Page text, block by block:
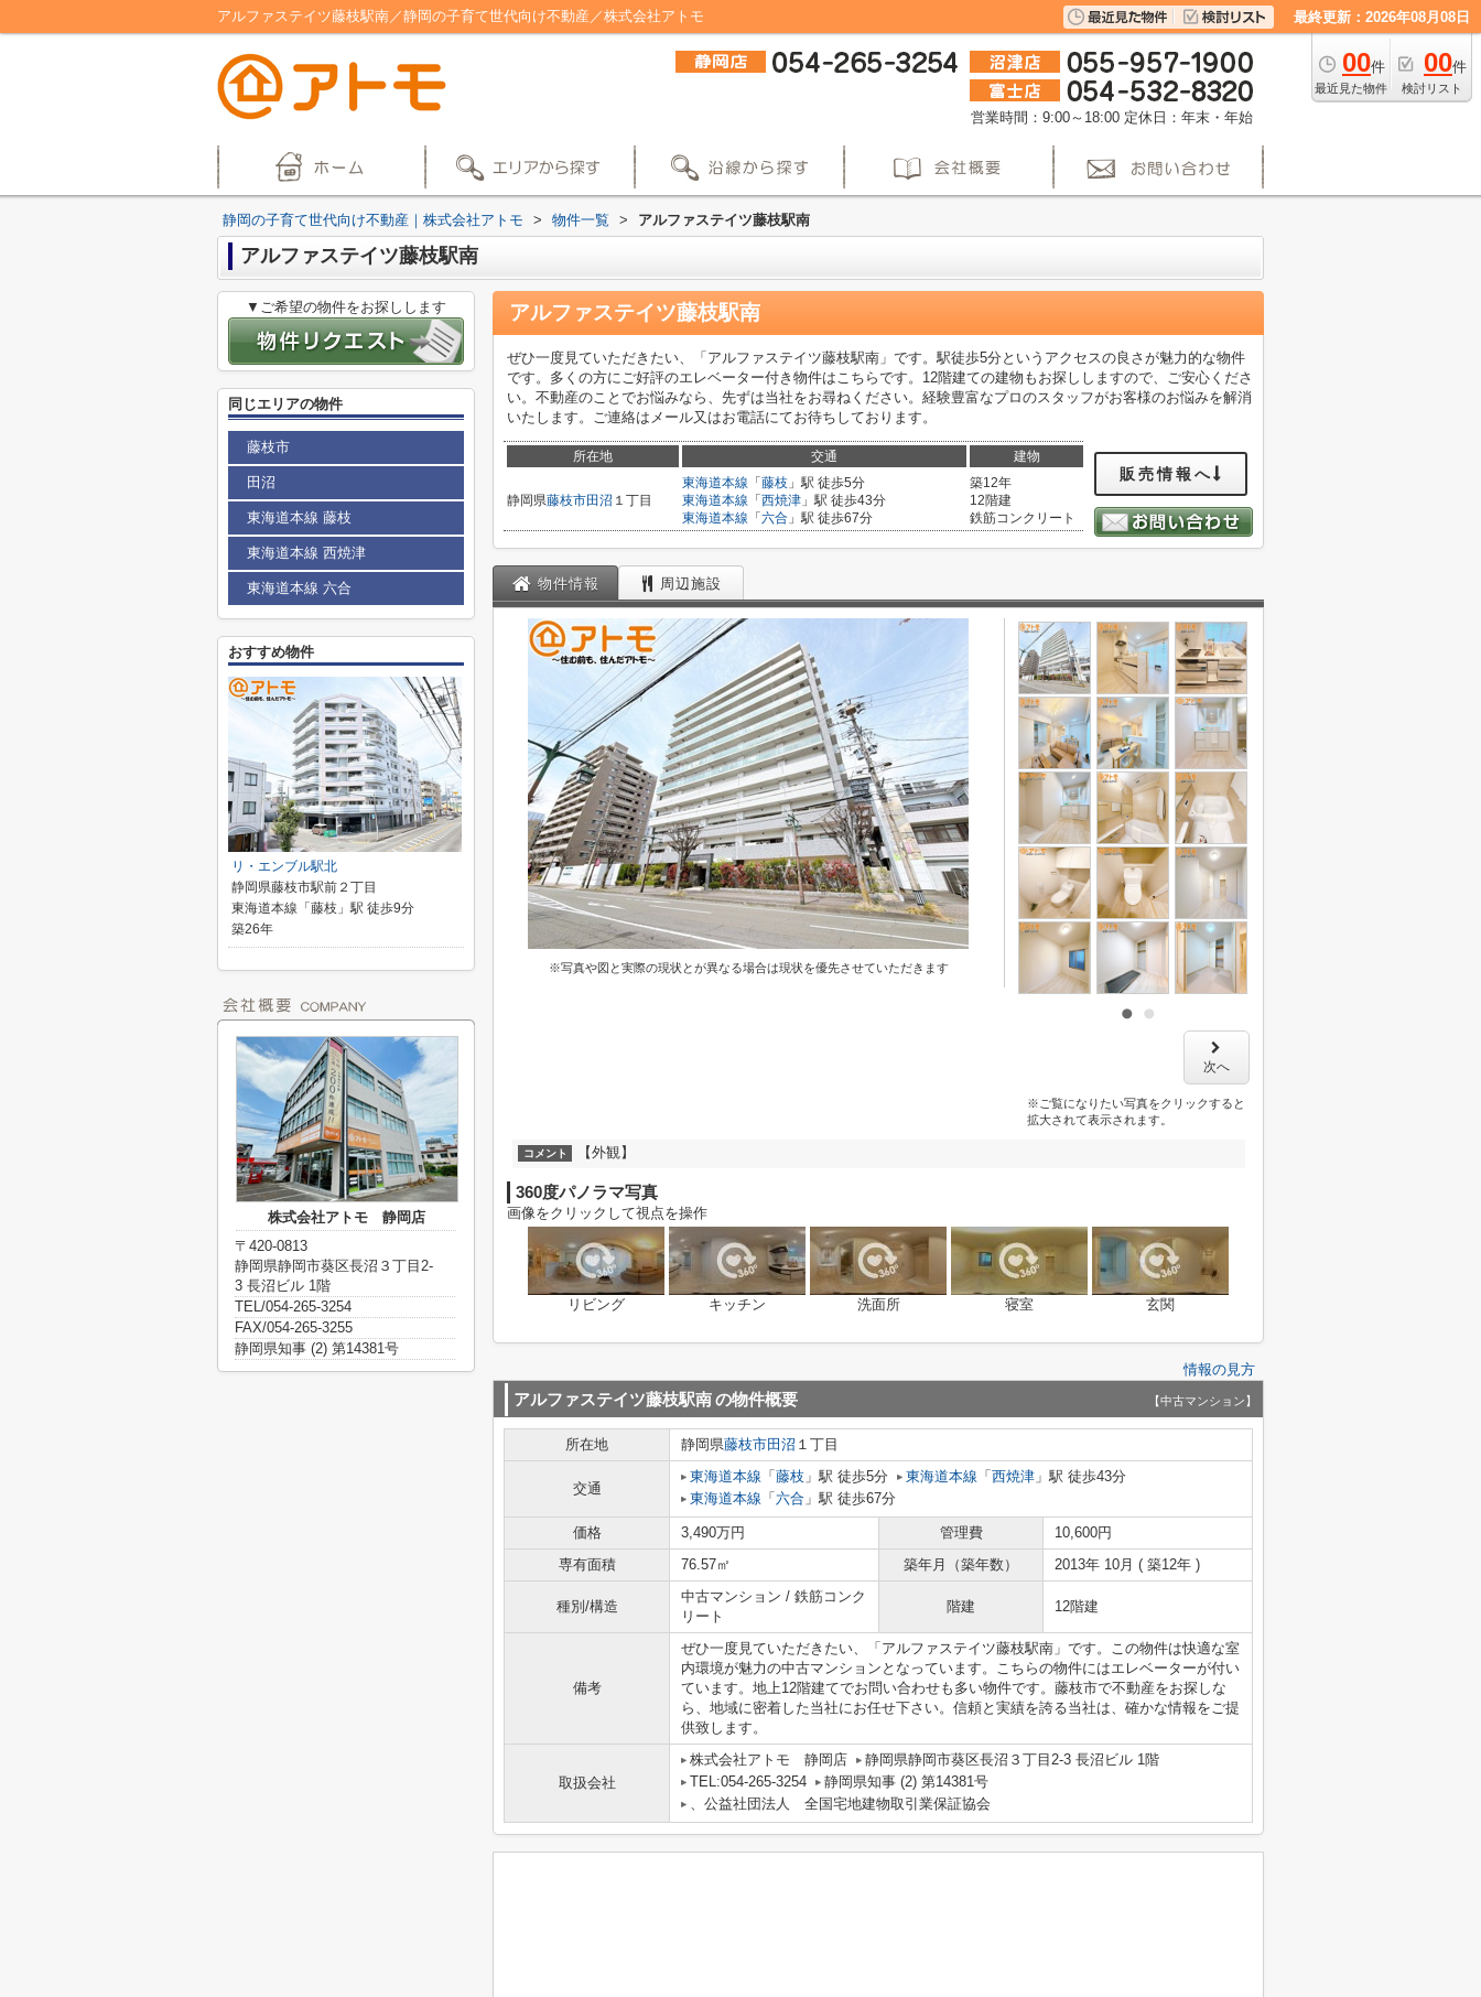
アルファステイツ藤枝駅南／静岡の子育て世代向け不動産／株式会社アトモ 最終更新：2026年08月08日
00件
最近見た物件
00件
検討リスト
営業時間：9:00～18:00 定休日：年末・年始
静岡の子育て世代向け不動産｜株式会社アトモ > 物件一覧 > アルファステイツ藤枝駅南
アルファステイツ藤枝駅南
アルファステイツ藤枝駅南
ぜひ一度見ていただきたい、「アルファステイツ藤枝駅南」です。駅徒歩5分というアクセスの良さが魅力的な物件
です。多くの方にご好評のエレベーター付き物件はこちらです。12階建ての建物もお探ししますので、ご安心くださ
い。不動産のことでお悩みなら、先ずは当社をお尋ねください。経験豊富なプロのスタッフがお客様のお悩みを解消
いたします。ご連絡はメール又はお電話にてお待ちしております。
所在地 交通 建物
静岡県藤枝市田沼 １丁目
東海道本線 「 藤枝 」駅 徒歩5分
東海道本線 「 西焼津 」駅 徒歩43分
東海道本線 「 六合 」駅 徒歩67分
築12年
12階建
鉄筋コンクリート
販売情報へ
物件情報 周辺施設
※写真や図と実際の現状とが異なる場合は現状を優先させていただきます
次へ
※ご覧になりたい写真をクリックすると
拡大されて表示されます。
コメント 【外観】
360度パノラマ写真
画像をクリックして視点を操作
リビング キッチン 洗面所 寝室 玄関
情報の見方
アルファステイツ藤枝駅南の物件概要 【中古マンション】
所在地 静岡県藤枝市田沼 １丁目
交通
東海道本線 「 藤枝 」駅 徒歩5分 東海道本線 「 西焼津 」駅 徒歩43分
東海道本線 「 六合 」駅 徒歩67分
価格 3,490万円 管理費
10,600円
専有面積
76.57㎡ 築年月（築年数） 2013年 10月 ( 築12年 )
種別/構造
中古マンション / 鉄筋コンク
リート
階建 12階建
備考
ぜひ一度見ていただきたい、「アルファステイツ藤枝駅南」です。この物件は快適な室
内環境が魅力の中古マンションとなっています。こちらの物件にはエレベーターが付い
ています。地上12階建てでお問い合わせも多い物件です。藤枝市で不動産をお探しな
ら、地域に密着した当社にお任せ下さい。信頼と実績を誇る当社は、確かな情報をご提
供致します。
取扱会社
株式会社アトモ 静岡店
静岡県静岡市葵区長沼３丁目2-3 長沼ビル 1階
TEL:054-265-3254
静岡県知事 (2) 第14381号
、公益社団法人 全国宅地建物取引業保証協会
▼ご希望の物件をお探しします
同じエリアの物件
藤枝市
田沼
東海道本線 藤枝
東海道本線 西焼津
東海道本線 六合
おすすめ物件
リ・エンブル駅北
静岡県藤枝市駅前２丁目
東海道本線「藤枝」駅 徒歩9分
築26年
株式会社アトモ 静岡店
〒420-0813
静岡県静岡市葵区長沼３丁目2-
3 長沼ビル 1階
TEL/054-265-3254
FAX/054-265-3255
静岡県知事 (2) 第14381号